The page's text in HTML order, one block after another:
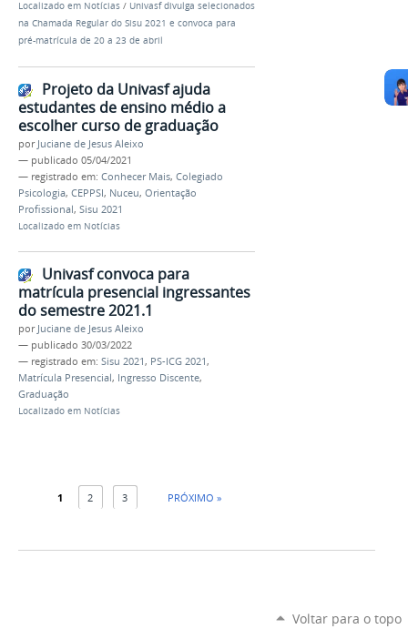
Localizado em Notícias / Univasf divulga selecionados
na Chamada Regular do Sisu 2021 e convoca para
pré-matrícula de 20 a 23 de abril
Projeto da Univasf ajuda
estudantes de ensino médio a
escolher curso de graduação
por Juciane de Jesus Aleixo
— publicado 05/04/2021
— registrado em: Conhecer Mais, Colegiado
Psicologia, CEPPSI, Nuceu, Orientação
Profissional, Sisu 2021
Localizado em Notícias
Univasf convoca para
matrícula presencial ingressantes
do semestre 2021.1
por Juciane de Jesus Aleixo
— publicado 30/03/2022
— registrado em: Sisu 2021, PS-ICG 2021,
Matrícula Presencial, Ingresso Discente,
Graduação
Localizado em Notícias
1 2 3 PRÓXIMO »
Voltar para o topo